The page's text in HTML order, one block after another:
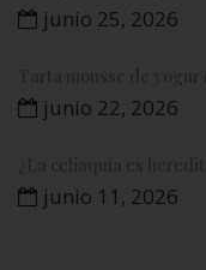
junio 25, 2026
Tarta mousse de yogur
junio 22, 2026
¿La celiaquía es
junio 11, 2026